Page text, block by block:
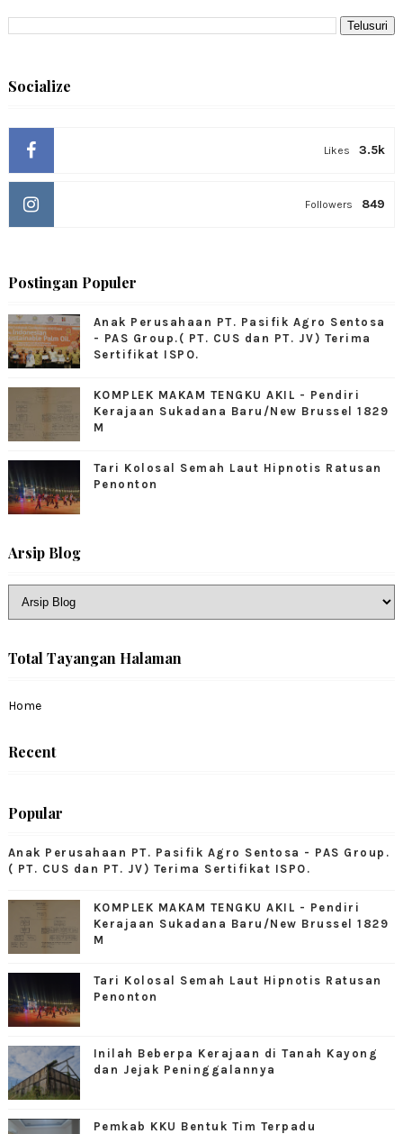
Socialize
3.5k
Likes
849
Followers
Postingan Populer
Anak Perusahaan PT. Pasifik Agro Sentosa
- PAS Group.( PT. CUS dan PT. JV) Terima
Sertifikat ISPO.
KOMPLEK MAKAM TENGKU AKIL - Pendiri
Kerajaan Sukadana Baru/New Brussel 1829
M
Tari Kolosal Semah Laut Hipnotis Ratusan
Penonton
Arsip Blog
Total Tayangan Halaman
Home
Recent
Popular
Anak Perusahaan PT. Pasifik Agro Sentosa - PAS Group.
( PT. CUS dan PT. JV) Terima Sertifikat ISPO.
KOMPLEK MAKAM TENGKU AKIL - Pendiri
Kerajaan Sukadana Baru/New Brussel 1829
M
Tari Kolosal Semah Laut Hipnotis Ratusan
Penonton
Inilah Beberpa Kerajaan di Tanah Kayong
dan Jejak Peninggalannya
Pemkab KKU Bentuk Tim Terpadu